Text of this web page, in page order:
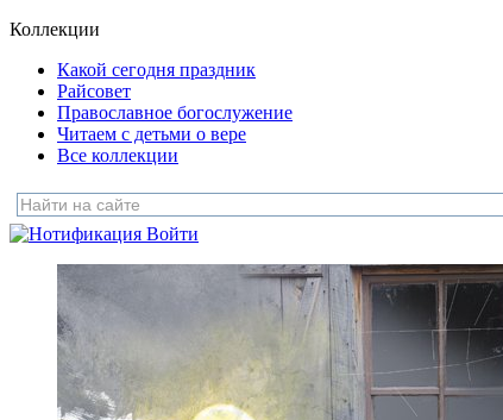
Коллекции
Какой сегодня праздник
Райсовет
Православное богослужение
Читаем с детьми о вере
Все коллекции
Войти